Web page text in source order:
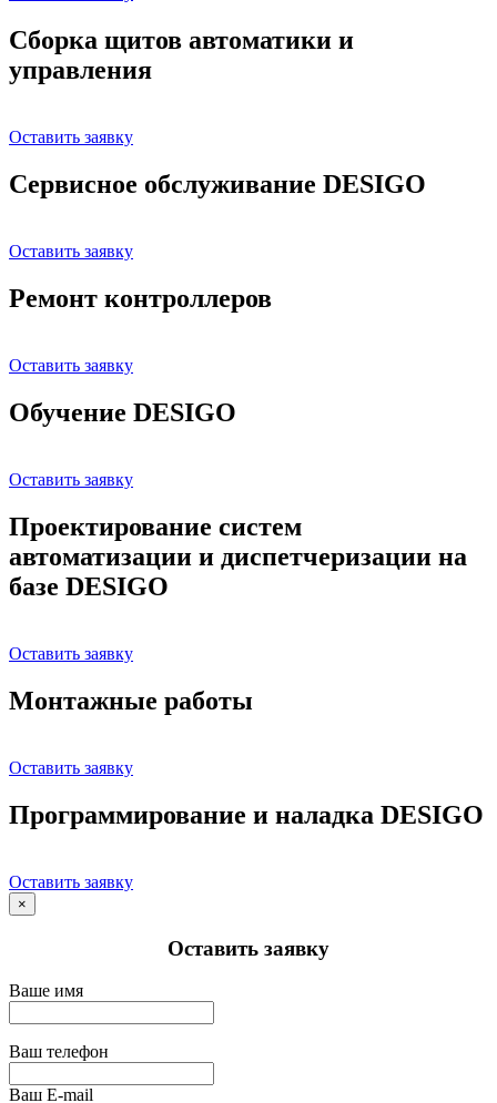
Сборка щитов автоматики и
управления
Оставить заявку
Сервисное обслуживание DESIGO
Оставить заявку
Ремонт контроллеров
Оставить заявку
Обучение DESIGO
Оставить заявку
Проектирование систем
автоматизации и диспетчеризации на
базе DESIGO
Оставить заявку
Монтажные работы
Оставить заявку
Программирование и наладка DESIGO
Оставить заявку
×
Оставить заявку
Ваше имя
Ваш телефон
Ваш E-mail